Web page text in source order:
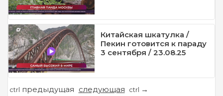
Китайская шкатулка /
Пекин готовится к параду
3 сентября / 23.08.25
ctrl предыдущая следующая ctrl →